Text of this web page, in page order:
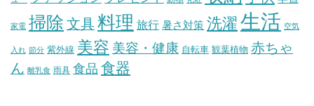
家電 掃除 文具料理 旅行 暑さ対策 洗濯 生活 空気
入れ 節分 紫外線 美容 美容・健康 自転車 観葉植物 赤ちゃ
ん 離乳食 雨具 食品 食器